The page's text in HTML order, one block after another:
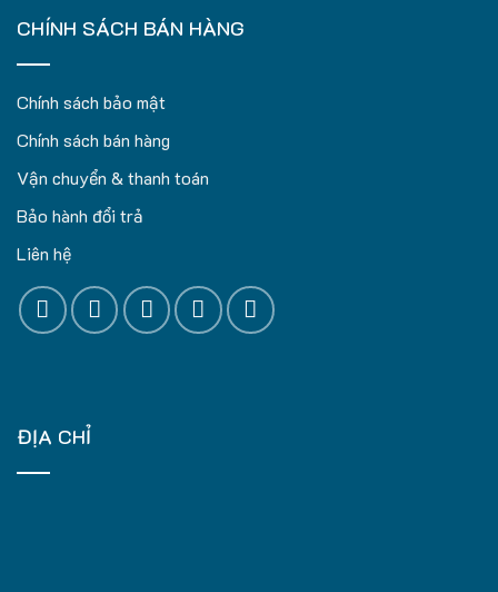
CHÍNH SÁCH BÁN HÀNG
Chính sách bảo mật
Chính sách bán hàng
Vận chuyển & thanh toán
Bảo hành đổi trả
Liên hệ
ĐỊA CHỈ